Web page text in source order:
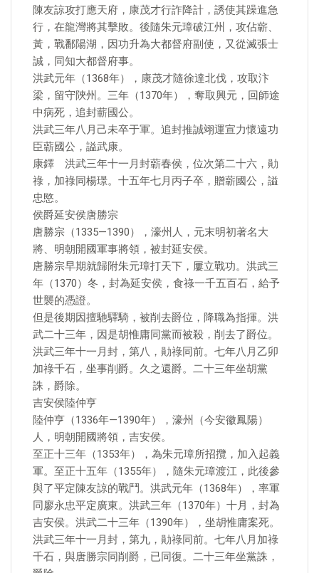
陳友諒攻打應天府，康茂才行詐降計，誘使其躁進急
行，在龍灣將其擊敗。後隨朱元璋破江州，攻佔蘄、
黃，戰鄱陽湖，因功升為大都督府副使，又從滅張士
誠，同知大都督府事。
洪武元年（1368年），康茂才隨徐達北伐，攻取汴
梁，留守陝州。三年（1370年），奪取興元，回師途
中病死，追封蘄國公。
洪武三年八月己未卒于軍。追封推誠翊運宣力懷遠功
臣蘄國公，謚武康。
康鐸 洪武三年十一月封蘄春侯，位次第二十六，勛
祿，加祿同楊璟。十五年七月丙子卒，贈蘄國公，謚
忠愍。
侯爵延安侯唐勝宗
唐勝宗（1335—1390），濠州人，元末明初著名大
將、明朝開國軍事將領，被封延安侯。
唐勝宗早期就歸附朱元璋打天下，屢立戰功。洪武三
年（1370）冬，封為延安侯，食祿一千五百石，給予
世襲的憑證。
但是後期因擅馳驛騎，被削去爵位，降職為指揮。洪
武二十三年，因是胡惟庸同黨而被殺，削去了爵位。
洪武三年十一月封，第八，勛祿同前。七年八月乙卯
加祿千石，坐事削爵。久之還爵。二十三年坐胡黨
誅，爵除。
吉安侯陸仲亨
陸仲亨（1336年—1390年），濠州（今安徽鳳陽）
人，明朝開國將領，吉安侯。
至正十三年（1353年），為朱元璋所招攬，加入起義
軍。至正十五年（1355年），隨朱元璋渡江，此後參
與了平定陳友諒的戰鬥。洪武元年（1368年），率軍
同廖永忠平定廣東。洪武三年（1370年）十月，封為
吉安侯。洪武二十三年（1390年），坐胡惟庸案死。
洪武三年十一月封，第九，勛祿同前。七年八月加祿
千石，與唐勝宗同削爵，已同復。二十三年坐黨誅，